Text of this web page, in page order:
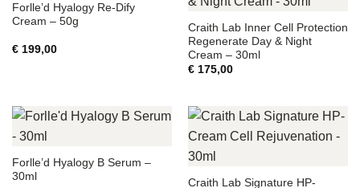
Forlle’d Hyalogy Re-Dify
Cream – 50g
€199,00
Craith Lab Inner Cell Protection
Regenerate Day & Night
Cream – 30ml
€175,00
Forlle’d Hyalogy B Serum –
30ml
Craith Lab Signature HP-